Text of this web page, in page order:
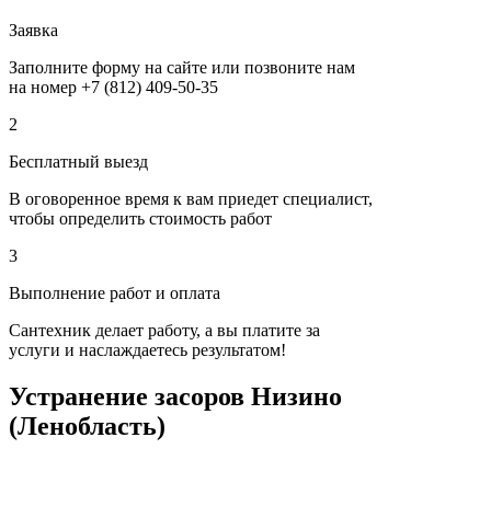
Заявка
Заполните форму на сайте или позвоните нам
на номер +7 (812) 409-50-35
2
Бесплатный выезд
В оговоренное время к вам приедет специалист,
чтобы определить стоимость работ
3
Выполнение работ и оплата
Сантехник делает работу, а вы платите за
услуги и наслаждаетесь результатом!
Устранение засоров Низино
(Ленобласть)